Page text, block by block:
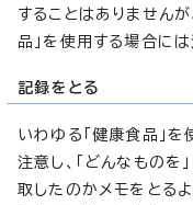
することはありません
品」を使用する場合に
記録をとる
いわゆる「健康食品」
注意し、「どんなものを
取したのかメモをとる